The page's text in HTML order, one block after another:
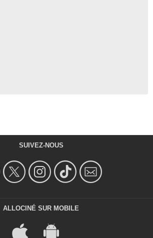
SUIVEZ-NOUS
ALLOCINÉ SUR MOBILE